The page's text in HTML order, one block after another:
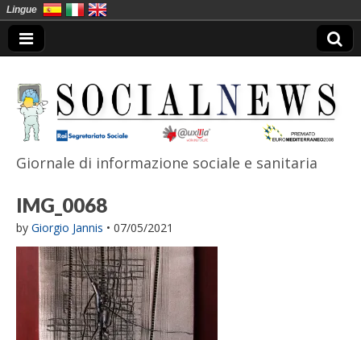
SocialNews
Giornale di informazione sociale e sanitaria
IMG_0068
by Giorgio Jannis • 07/05/2021
Lingue